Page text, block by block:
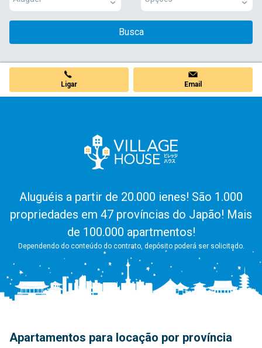
Busca
Ligar Email
Aluguéis a partir de 20.000 ienes! São 1.000
propriedades em 47 províncias do Japão! Mais
de 100.000 apartmentos!
Dependendo do conteúdo do contrato, depósito poderá ser solicitado.
Apartamentos para locação por província